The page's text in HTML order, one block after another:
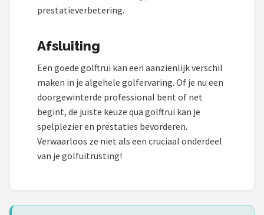
prestatieverbetering.
Afsluiting
Een goede golftrui kan een aanzienlijk verschil
maken in je algehele golfervaring. Of je nu een
doorgewinterde professional bent of net
begint, de juiste keuze qua golftrui kan je
spelplezier en prestaties bevorderen.
Verwaarloos ze niet als een cruciaal onderdeel
van je golfuitrusting!